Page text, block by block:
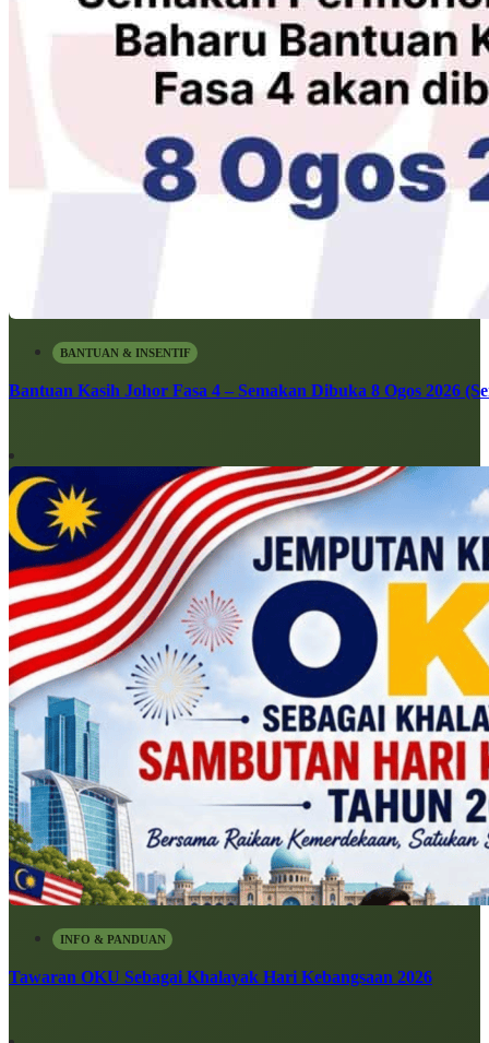
BANTUAN & INSENTIF
Bantuan Kasih Johor Fasa 4 – Semakan Dibuka 8 Ogos 2026
INFO & PANDUAN
Tawaran OKU Sebagai Khalayak Hari Kebangsaan 2026